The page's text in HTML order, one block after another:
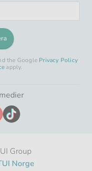
Group
Norge
the Google Privacy Policy
apply.